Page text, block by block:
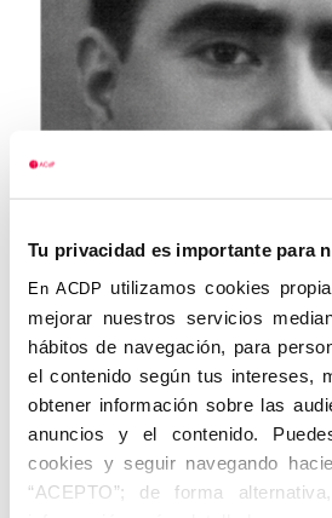
Tu privacidad es importante para
En ACDP utilizamos cookies
mejorar nuestros servicios
hábitos de navegación, para
el contenido según tus intereses,
obtener información sobre las
anuncios y el contenido.
cookies y seguir navegando
“ACEPTO”; de forma